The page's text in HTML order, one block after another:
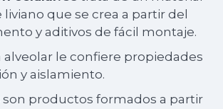
que se crea a partir del
y aditivos de fácil montaje.
alveolar le confiere propiedades
y aislamiento.
son productos formados a partir